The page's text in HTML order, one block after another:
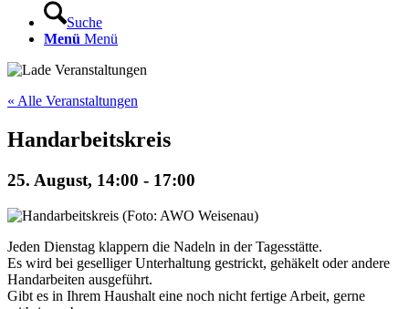
Suche
Menü Menü
« Alle Veranstaltungen
Handarbeitskreis
25. August, 14:00 - 17:00
Jeden Dienstag klappern die Nadeln in der Tagesstätte.
Es wird bei geselliger Unterhaltung gestrickt, gehäkelt oder andere
Handarbeiten ausgeführt.
Gibt es in Ihrem Haushalt eine noch nicht fertige Arbeit, gerne